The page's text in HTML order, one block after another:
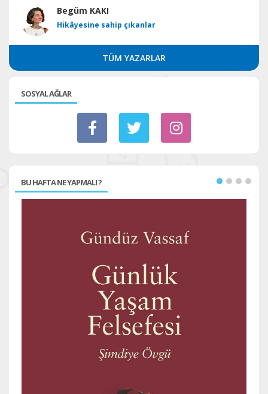
Begüm KAKI
Hikâyesine sahip çıkanlar
TÜM YAZARLAR
SOSYAL AĞLAR
BU HAFTA NE YAPMALI ?